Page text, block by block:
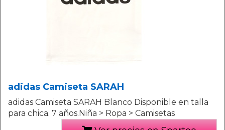
adidas Camiseta SARAH
adidas Camiseta SARAH Blanco Disponible en talla
para chica. 7 años.Niña > Ropa > Camisetas